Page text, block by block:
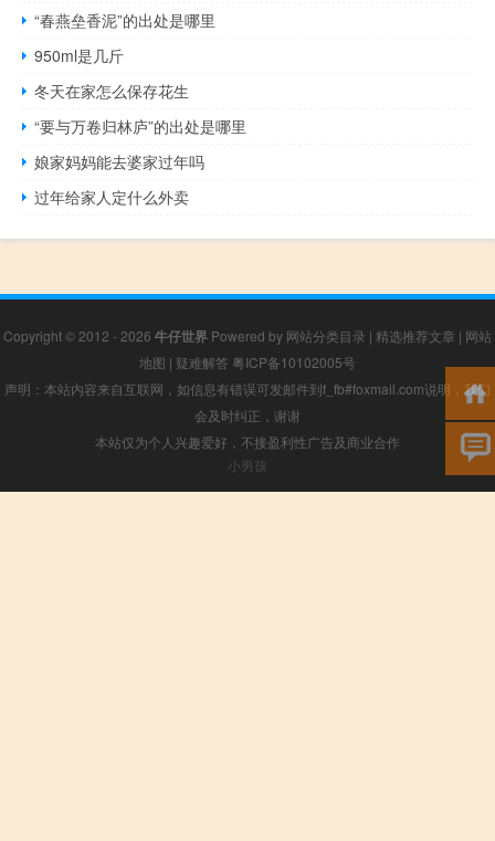
“春燕垒香泥”的出处是哪里
950ml是几斤
冬天在家怎么保存花生
“要与万卷归林庐”的出处是哪里
娘家妈妈能去婆家过年吗
过年给家人定什么外卖
Copyright © 2012 - 2026 牛仔世界 Powered by 网站分类目录 | 精选推荐文章 | 网站
地图 | 疑难解答 粤ICP备10102005号
声明：本站内容来自互联网，如信息有错误可发邮件到f_fb#foxmail.com说明，我们
会及时纠正，谢谢
本站仅为个人兴趣爱好，不接盈利性广告及商业合作
小男孩